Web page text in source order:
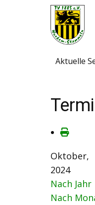
Aktuelle
Oktober,
2024
Nach Jahr
Nach